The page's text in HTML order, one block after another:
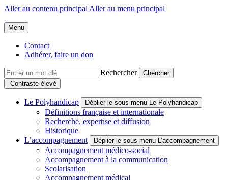
Aller au contenu principal Aller au menu principal
Groupe Polyhandicap France
Faire connaître et reconnaître les personnes polyhandicapées dans
Menu
Contact
Adhérer, faire un don
Rechercher
Contraste élevé
Le Polyhandicap Déplier le sous-menu Le Polyhandicap
Définitions française et internationale
Recherche, expertise et diffusion
Historique
L’accompagnement
Déplier le sous-menu L’accompagnement
Accompagnement médico-social
Accompagnement à la communication
Scolarisation
Accompagnement médical